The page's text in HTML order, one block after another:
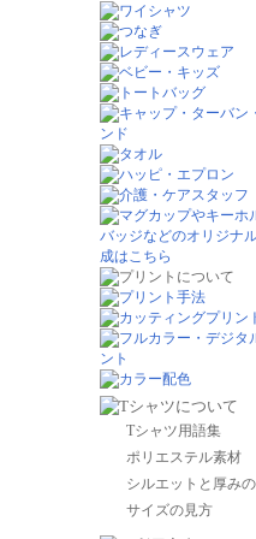
Tシャツ用語集
ポリエステル素材
シルエットと厚み
サイズの見方